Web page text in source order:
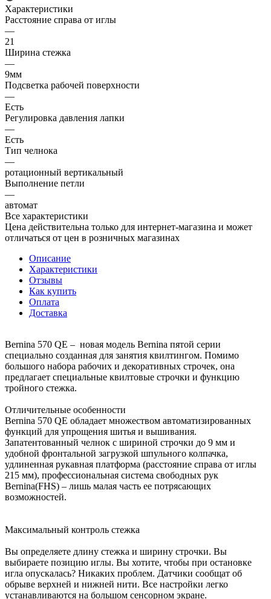
Характеристики
Расстояние справа от иглы
—
21
Ширина стежка
—
9мм
Подсветка рабочей поверхности
—
Есть
Регулировка давления лапки
—
Есть
Тип челнока
—
ротационный вертикальный
Выполнение петли
—
автомат
Все характеристики
Цена действительна только для интернет-магазина и может
отличаться от цен в розничных магазинах
Описание
Характеристики
Отзывы
Как купить
Оплата
Доставка
Bernina 570 QE – новая модель Bernina пятой серии
специально созданная для занятия квилтингом. Помимо
большого набора рабочих и декоративных строчек, она
предлагает специальные квилтовые строчки и функцию
тройного стежка.
Отличительные особенности
Bernina 570 QE обладает множеством автоматизированных
функций для упрощения шитья и вышивания.
Запатентованный челнок с шириной строчки до 9 мм и
удобной фронтальной загрузкой шпульного колпачка,
удлиненная рукавная платформа (расстояние справа от иглы
215 мм), профессиональная система свободных рук
Bernina(FHS) – лишь малая часть ее потрясающих
возможностей.
Максимальный контроль стежка
Вы определяете длину стежка и ширину строчки. Вы
выбираете позицию иглы. Вы хотите, чтобы при остановке
игла опускалась? Никаких проблем. Датчики сообщат об
обрыве верхней и нижней нити. Все настройки легко
устанавливаются на большом сенсорном экране.